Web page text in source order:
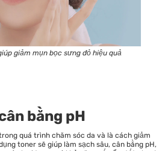
giảm mụn bọc sưng đỏ hiệu quả
bằng pH
quá trình chăm sóc da và là cách giảm
toner sẽ giúp làm sạch sâu, cân bằng pH,